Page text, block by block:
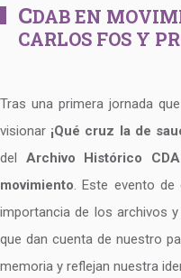
CDAB EN
CARLOS FOS Y
Tras una primera jornada
visionar ¡Qué cruz la de
del Archivo Histórico
movimiento. Este evento
importancia de los archivos
que dan cuenta de nuestro
memoria y reflejan nuestra